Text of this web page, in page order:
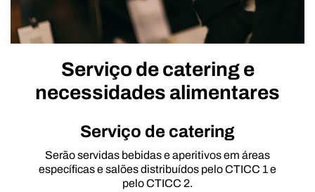
Serviço de catering e
necessidades alimentares
Serviço de catering
Serão servidas bebidas e aperitivos em áreas
específicas e salões distribuídos pelo CTICC 1 e
pelo CTICC 2.